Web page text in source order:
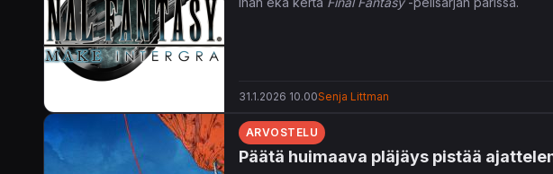
31.1.2026 10.00Senja Littman
ARVOSTELU
Päätä huimaava pläjäys pistää